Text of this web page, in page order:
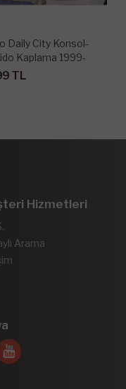
Daily City Konsol-
Kaplama 1999-
8 Parça
TL
Hizmetleri
Arama